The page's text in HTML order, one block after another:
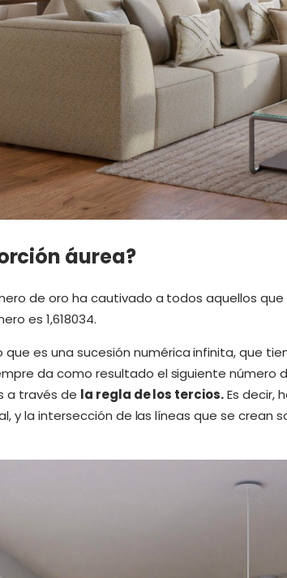
áurea?
de oro ha cautivado a todos aquellos
es 1,618034.
es una sucesión numérica infinita, que
da como resultado el siguiente número
a través de la regla de los tercios.Es decir,
y la intersección de las líneas que se crean